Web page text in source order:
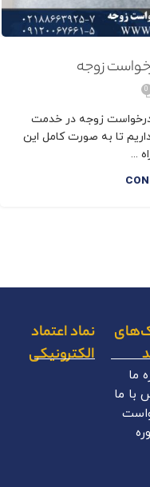
زوجه
0
درخواست زوجه در خدمت
تا به صورت کامل این
...
ما
با ما
نماد اعتماد
الکترونیکی